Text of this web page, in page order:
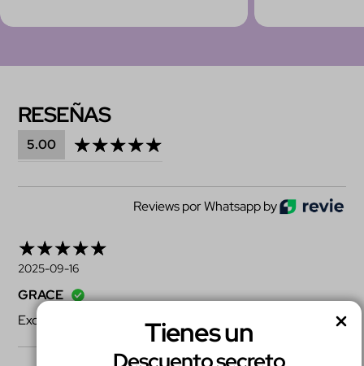
Tienes un
RESEÑAS
5.00
Reviews por Whatsapp by
2025-09-16
GRACE
Excelente calidad del producto